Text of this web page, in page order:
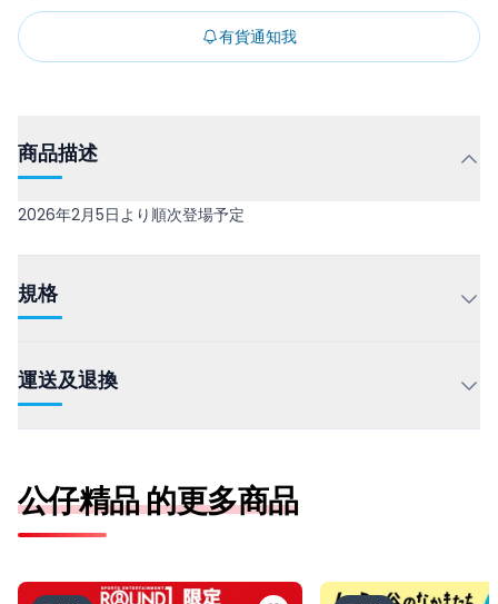
有貨通知我
商品描述
2026年2月5日より順次登場予定
規格
運送及退換
公仔精品 的更多商品
ピングー ぬいぐるみマスコット ラウンドワン限定ver.
ムーミン谷のなかま